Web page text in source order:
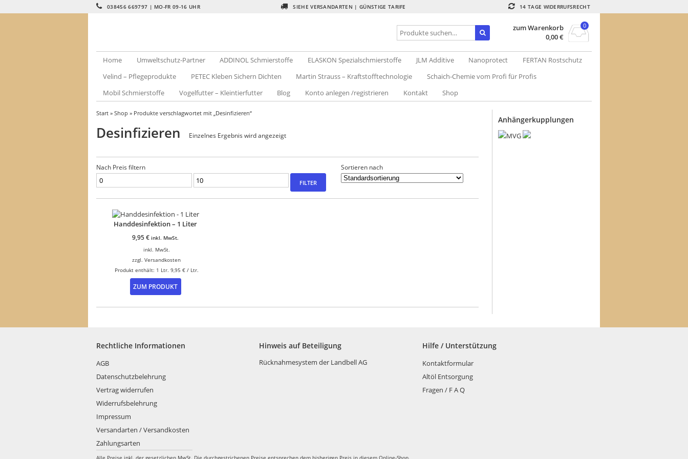
038456 669797 | MO-FR 09-16 UHR SIEHE VERSANDARTEN | GÜNSTIGE TARIFE 14 TAGE WIDERRUFSRECHT
zum Warenkorb
0,00€
0
Home Umweltschutz-Partner ADDINOL Schmierstoffe ELASKON Spezialschmierstoffe JLM Additive Nanoprotect
FERTAN Rostschutz
Velind – Pflegeprodukte
PETEC Kleben Sichern Dichten Martin Strauss – Kraftstofftechnologie
Schaich-Chemie vom Profi für Profis
Mobil Schmierstoffe
Vogelfutter – Kleintierfutter Blog Konto anlegen /registrieren Kontakt Shop
Start » Shop » Produkte verschlagwortet mit „Desinfizieren“
Desinfizieren Einzelnes Ergebnis wird angezeigt
Nach Preis filtern
Min.
Max.
FILTER
Sortieren nach
Handdesinfektion – 1 Liter
9,95€ inkl. MwSt.
inkl. MwSt.
zzgl.Versandkosten
Produkt enthält: 1 Ltr. 9,95 €/ Ltr.
ZUM PRODUKT
Anhängerkupplungen
Rechtliche Informationen
AGB
Datenschutzbelehrung
Vertrag widerrufen
Widerrufsbelehrung
Impressum
Versandarten / Versandkosten
Zahlungsarten
Hinweis auf Beteiligung
Rücknahmesystem der Landbell AG
Hilfe / Unterstützung
Kontaktformular
Altöl Entsorgung
Fragen / F A Q
Alle Preise inkl. der gesetzlichen MwSt. Die durchgestrichenen Preise entsprechen dem bisherigen Preis in diesem Online-Shop.